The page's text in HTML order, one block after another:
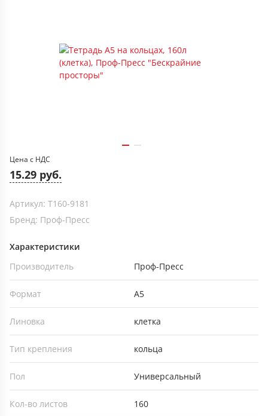
Цена с НДС
15.29 руб.
Артикул: Т160-9181
Бренд: Проф-Пресс
Характеристики
Производитель
Проф-Пресс
Формат А5
Линовка клетка
Тип крепления кольца
Пол Универсальный
Кол-во листов 160